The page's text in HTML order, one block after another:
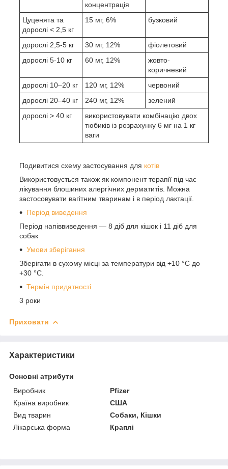
концентрація
Цуценята та
дорослі < 2,5 кг
15 мг, 6% бузковий
дорослі 2,5-5 кг 30 мг, 12%
фіолетовий
дорослі 5-10 кг
60 мг, 12%
жовто-
коричневий
дорослі 10–20 кг
120 мг, 12%
червоний
дорослі 20–40 кг
240 мг, 12%
зелений
дорослі > 40 кг
використовувати комбінацію двох
тюбиків із розрахунку 6 мг на 1 кг
ваги
Подивитися схему застосування для котів
Використовується також як компонент терапії під час
лікування блошиних алергічних дерматитів. Можна
застосовувати вагітним тваринам і в період лактації.
Період виведення
Період напіввиведення — 8 діб для кішок і 11 діб для
собак
Умови зберігання
Зберігати в сухому місці за температури від +10 °C до
+30 °C.
Термін придатності
3 роки
Приховати
Характеристики
Основні атрибути
Виробник
Pfizer
Країна виробник
США
Вид тварин
Собаки, Кішки
Лікарська форма
Краплі